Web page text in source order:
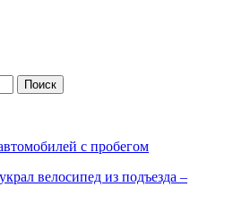
с пробегом
велосипед из подъезда –